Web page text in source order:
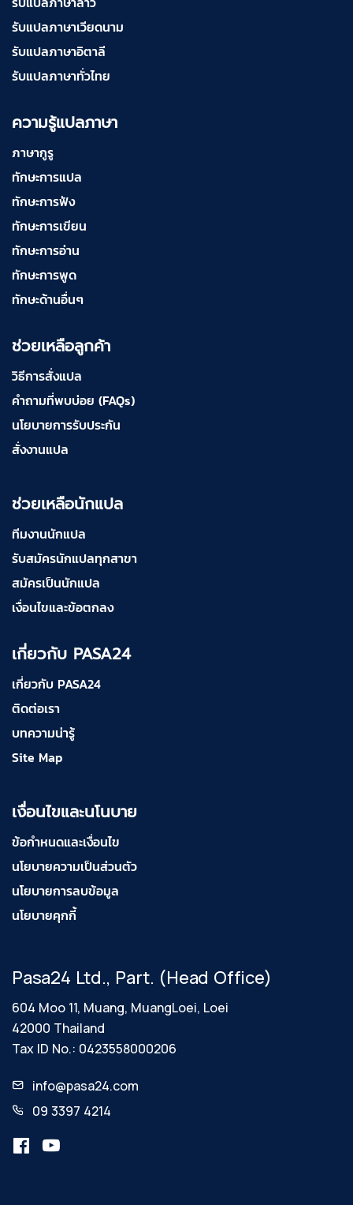
บริการรับแปลภาษาทั่วไทย ราคาเริ่มต้น 150฿
รับแปลภาษาเวียดนาม
รับแปลภาษาอิตาลี
รับแปลภาษาทั่วไทย
ความรู้แปลภาษา
ภาษากูรู
ทักษะการแปล
ทักษะการฟัง
ทักษะการเขียน
ทักษะการอ่าน
ทักษะการพูด
ทักษะด้านอื่นๆ
ช่วยเหลือลูกค้า
วิธีการสั่งแปล
คำถามที่พบบ่อย (FAQs)
นโยบายการรับประกัน
สั่งงานแปล
ช่วยเหลือนักแปล
ทีมงานนักแปล
รับสมัครนักแปลทุกสาขา
สมัครเป็นนักแปล
เงื่อนไขและข้อตกลง
เกี่ยวกับ PASA24
เกี่ยวกับ PASA24
ติดต่อเรา
บทความน่ารู้
Site Map
เงื่อนไขและนโนบาย
ข้อกำหนดและเงื่อนไข
นโยบายความเป็นส่วนตัว
นโยบายการลบข้อมูล
นโยบายคุกกี้
Pasa24 Ltd., Part. (Head Office)
604 Moo 11, Muang, MuangLoei, Loei
42000 Thailand
Tax ID No.: 0423558000206
info@pasa24.com
09 3397 4214